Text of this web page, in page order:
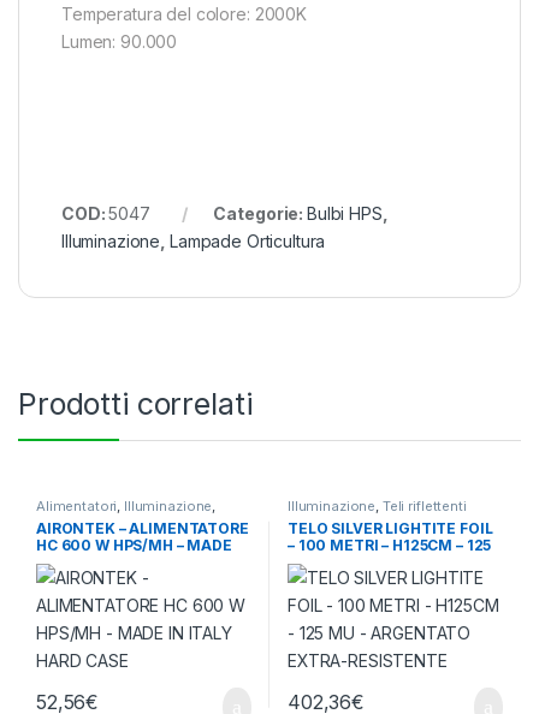
Temperatura del colore: 2000K
Lumen: 90.000
COD:5047 Categorie: Bulbi HPS
Illuminazione Lampade Orticultura
Prodotti correlati
Alimentatori Illuminazione
AIRONTEK – ALIMENTATORE
HC 600 W HPS/MH – MADE
IN ITALY HARD CASE
52,56€
Illuminazione Teli riflettenti
TELO SILVER LIGHTITE FOIL
– 100 METRI – H125CM – 125
MU – ARGENTATO EXTRA-
RESISTENTE
402,36€